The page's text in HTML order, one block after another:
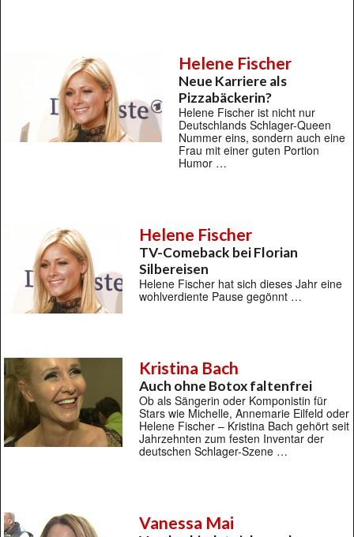
Helene Fischer
Neue Karriere als
Pizzabäckerin?
Helene Fischer ist nicht nur
Deutschlands Schlager-Queen
Nummer eins, sondern auch eine
Frau mit einer guten Portion
Humor …
Helene Fischer
TV-Comeback bei Florian
Silbereisen
Helene Fischer hat sich dieses Jahr eine
wohlverdiente Pause gegönnt …
Kristina Bach
Auch ohne Botox faltenfrei
Ob als Sängerin oder Komponistin für
Stars wie Michelle, Annemarie Eilfeld oder
Helene Fischer – Kristina Bach gehört seit
Jahrzehnten zum festen Inventar der
deutschen Schlager-Szene …
Vanessa Mai